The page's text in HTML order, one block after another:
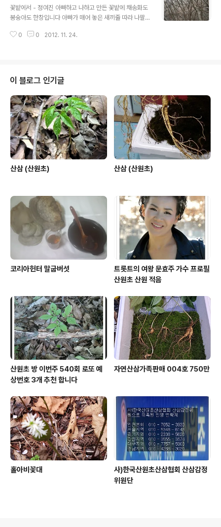
꽃밭에서 - 정여진 아빠하고 나하고 만든 꽃밭에 채송화도
봉숭아도 한창입니다 아빠가 매어 놓은 새끼줄 따라 나팔
아빠 생각나서 꽃을 봅니다 아빠는 꽃 보며 살자 그랬죠 날
0 0 2012. 11. 24.
이 블로그 인기글
산삼 (산원초) 산삼 (산원초)
코리아헌터 말굽버섯
트롯트의 여왕 문효주 가수 프로필
산원초 산원 적음
산원초 방 이번주 540회 로또 예
상번호 3개 추천 합니다
자연산삼가족판매 004호 750만
홀아비꽃대
사)한국산원초산삼협회 산삼감정
위원단